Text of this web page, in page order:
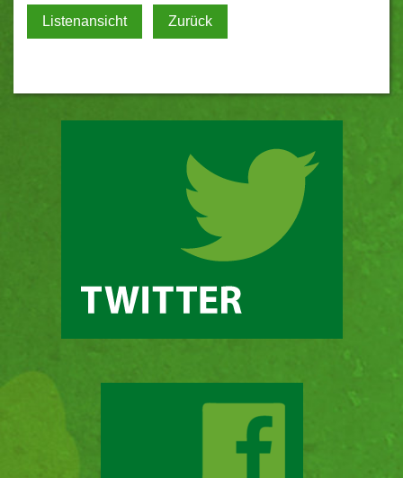
Listenansicht Zurück